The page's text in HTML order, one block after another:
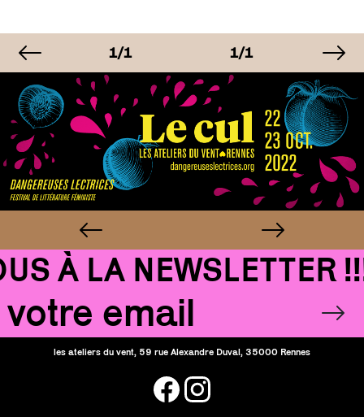
image précédente
IMAGE
1/1 IMAGE
1/1 1/
IMAGE
1/1 1/
À LA NEWSLETTER !!!
Email
les ateliers du vent, 59 rue Alexandre Duval, 35000 Rennes
facebookinstagram